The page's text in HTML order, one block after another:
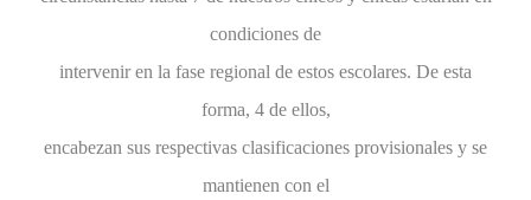
condiciones de
intervenir en la fase regional de estos escolares. De esta
forma, 4 de ellos,
encabezan sus respectivas clasificaciones provisionales y se
mantienen con el